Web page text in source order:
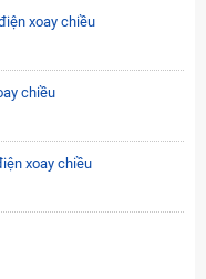
xoay chiều
chiều
xoay chiều